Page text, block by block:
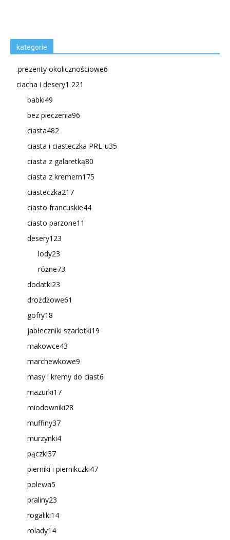
kategorie
.prezenty okolicznościowe6
ciacha i desery1 221
babki49
bez pieczenia96
ciasta482
ciasta i ciasteczka PRL-u35
ciasta z galaretką80
ciasta z kremem175
ciasteczka217
ciasto francuskie44
ciasto parzone11
desery123
lody23
różne73
dodatki23
drożdżowe61
gofry18
jabłeczniki szarlotki19
makowce43
marchewkowe9
masy i kremy do ciast6
mazurki17
miodowniki28
muffiny37
murzynki4
pączki37
pierniki i piernikczki47
polewa5
praliny23
rogaliki14
rolady14